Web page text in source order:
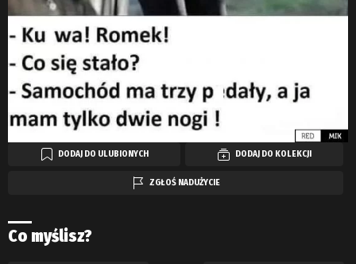
DODAJ DO ULUBIONYCH DODAJ DO KOLEKCJI
ZGŁOŚ NADUŻYCIE
Co myślisz?